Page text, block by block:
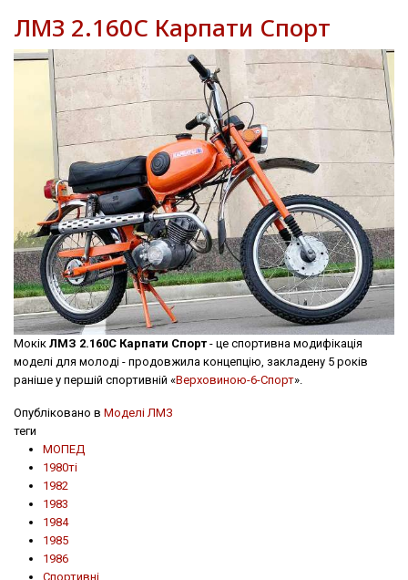
ЛМЗ 2.160С Карпати Спорт
Мокік ЛМЗ 2.160С Карпати Спорт - це спортивна модифікація
моделі для молоді - продовжила концепцію, закладену 5 років
раніше у першій спортивній «Верховиною-6-Спорт».
Опубліковано в Моделі ЛМЗ
теги
МОПЕД
1980ті
1982
1983
1984
1985
1986
Спортивні